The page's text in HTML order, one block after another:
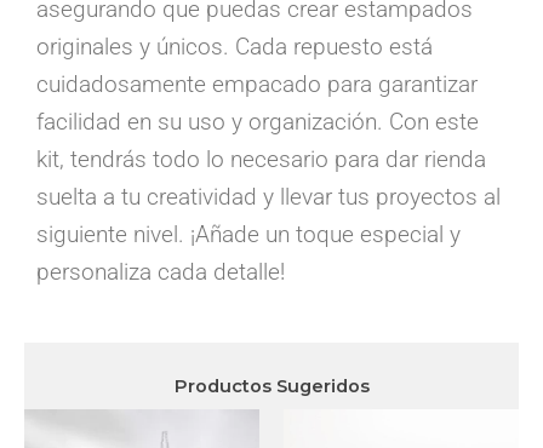
asegurando que puedas crear estampados
originales y únicos. Cada repuesto está
cuidadosamente empacado para garantizar
facilidad en su uso y organización. Con este
kit, tendrás todo lo necesario para dar rienda
suelta a tu creatividad y llevar tus proyectos al
siguiente nivel. ¡Añade un toque especial y
personaliza cada detalle!
Productos Sugeridos